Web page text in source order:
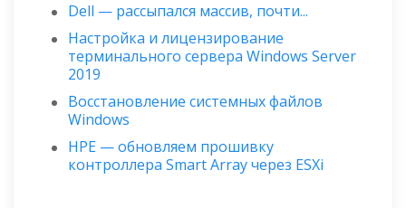
Dell — рассыпался массив, почти...
Настройка и лицензирование
терминального сервера Windows Server
2019
Восстановление системных файлов
Windows
HPE — обновляем прошивку
контроллера Smart Array через ESXi